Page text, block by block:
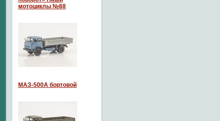
мотоциклы №88
МАЗ-500А бортовой